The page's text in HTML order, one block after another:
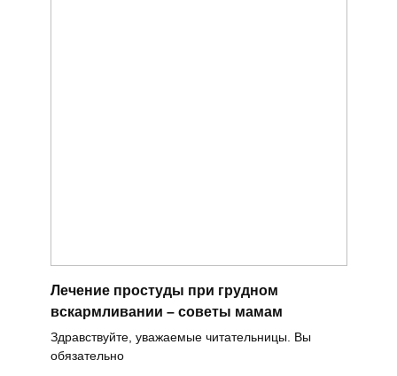
Лечение простуды при грудном
вскармливании – советы мамам
Здравствуйте, уважаемые читательницы. Вы
обязательно